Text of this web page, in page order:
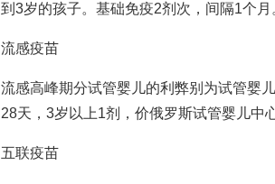
到3岁的孩子。基础免疫2剂次，间隔1个月
流感疫苗
流感高峰期分试管婴儿的利弊别为试管婴
28天，3岁以上1剂，价俄罗斯试管婴儿中
五联疫苗